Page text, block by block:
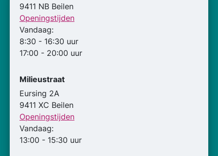
9411 NB Beilen
Openingstijden
Vandaag:
8:30 - 16:30 uur
17:00 - 20:00 uur
Milieustraat
Eursing 2A
9411 XC Beilen
Openingstijden
Vandaag:
13:00 - 15:30 uur